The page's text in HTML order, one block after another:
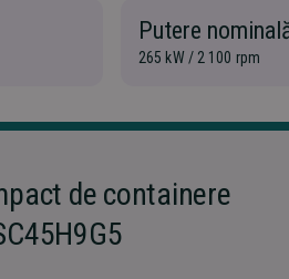
Putere
265 kW / 2 100 rpm
de containere